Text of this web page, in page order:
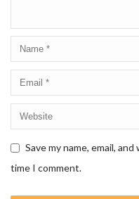
Save my name, email,
time I comment.